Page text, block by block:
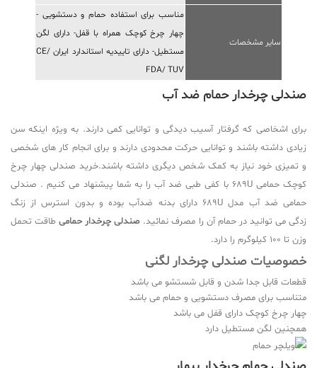
سایر مشخصات
مناسب برای استفاده حمام و دستشویی -
چهار چرخ کوچک همراه با قفل- دارای لگن
مستطیل- دارای تاییدیه استاندارد ایران CE/
FDA/ TUV
صندلی چرخدار حمام ضد آب
برای اشخاصی که گرفتار آسیب دیدگی و توانایی کمی دارند. به ویژه اینکه سن
زیادی داشته باشند و توانایی حرکت محدودی دارند و برای انجام کار های شخصی
و تمیزی خود نیاز به کمک شخص دیگری داشته باشند.خرید صندلی چهار چرخ
کوچک حمامی 689U با کفی طبی ضد آب را به شما پیشنهاد می کنیم . صندلی
حمامی ضد آب مدل 689U دارای بدنه ضدآب بوده و بدون استرس از زنگ
زدگی می توانید در حمام آن را مصرف نمائید. صندلی چرخدار حمامیطاقت تحمل
وزن تا ۱۰۰ کیلوگرم را دارد.
خصوصیات صندلی چرخدار لگنی
قطعات قابل جدا شدن و قابل شستشو می باشد
متناسب برای مصرف دستشویی و حمام می باشد
چهار چرخ کوچک دارای قفل می باشد
همچنین لگن مستطیل دارد